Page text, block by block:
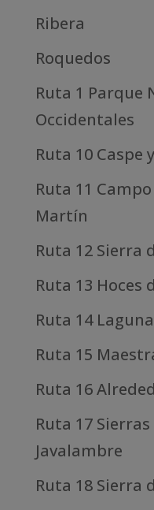
Ribera
Roquedos
Ruta 1 Parque
Occidentales
Ruta 10 Caspe
Ruta 11
Martín
Ruta 12 Sierra
Ruta 13 Hoces
Ruta 14
Ruta 15
Ruta 16
Ruta 17
Javalambre
Ruta 18 Sierra